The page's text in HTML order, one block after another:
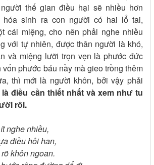
thế gian điều hại sẽ nhiều hơn
hóa sinh ra con người có hai lổ tai,
cái miệng, cho nên phải nghe nhiều
với tự nhiên, được thân người là khó,
và miệng lưỡi trọn vẹn là phước đức
phước báu nầy mà gieo trồng thêm
thì mới là người khôn, bởi vậy phải
điều cần thiết nhất và xem như tu
rồi.
nghe nhiều,
điều hỏi han,
khôn ngoan.